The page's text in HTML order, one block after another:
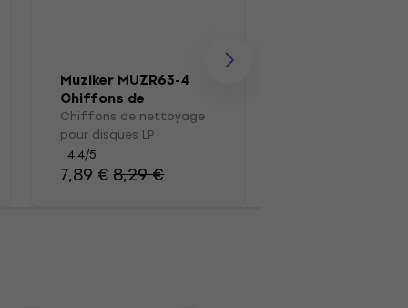
Muziker MUZR63-4
Chiffons de
nettoyage pour
disques LP
Chiffons de nettoyage
pour disques LP
4,4/5
7,89 €8,29 €